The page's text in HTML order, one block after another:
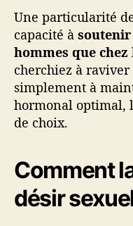
Une particularité
capacité à
hommes que chez
cherchiez à
simplement à
hormonal optimal,
de choix.
Comment
désir